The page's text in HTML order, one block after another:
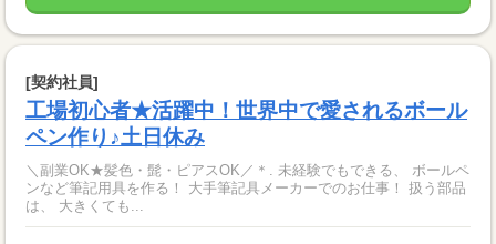
[契約社員]
工場初心者★活躍中！世界中で愛されるボール
ペン作り♪土日休み
＼副業OK★髪色・髭・ピアスOK／＊. 未経験でもできる、 ボールペ
ンなど筆記用具を作る！ 大手筆記具メーカーでのお仕事！ 扱う部品
は、 大きくても...